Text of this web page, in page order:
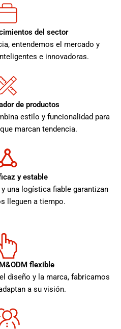
del sector
entendemos el mercado y
e innovadoras.
de productos
estilo y funcionalidad para
marcan tendencia.
y estable
una logística fiable garantizan
lleguen a tiempo.
flexible
diseño y la marca, fabricamos
a su visión.